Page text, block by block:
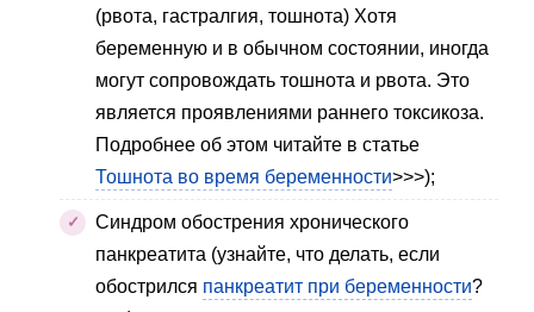
(рвота, гастралгия, тошнота) Хотя
беременную и в обычном состоянии, иногда
могут сопровождать тошнота и рвота. Это
является проявлениями раннего токсикоза.
Подробнее об этом читайте в статье
Тошнота во время беременности>>>);
Синдром обострения хронического
панкреатита (узнайте, что делать, если
обострился панкреатит при беременности?